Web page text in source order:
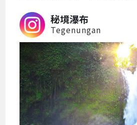
秘境瀑布
Tegenungan